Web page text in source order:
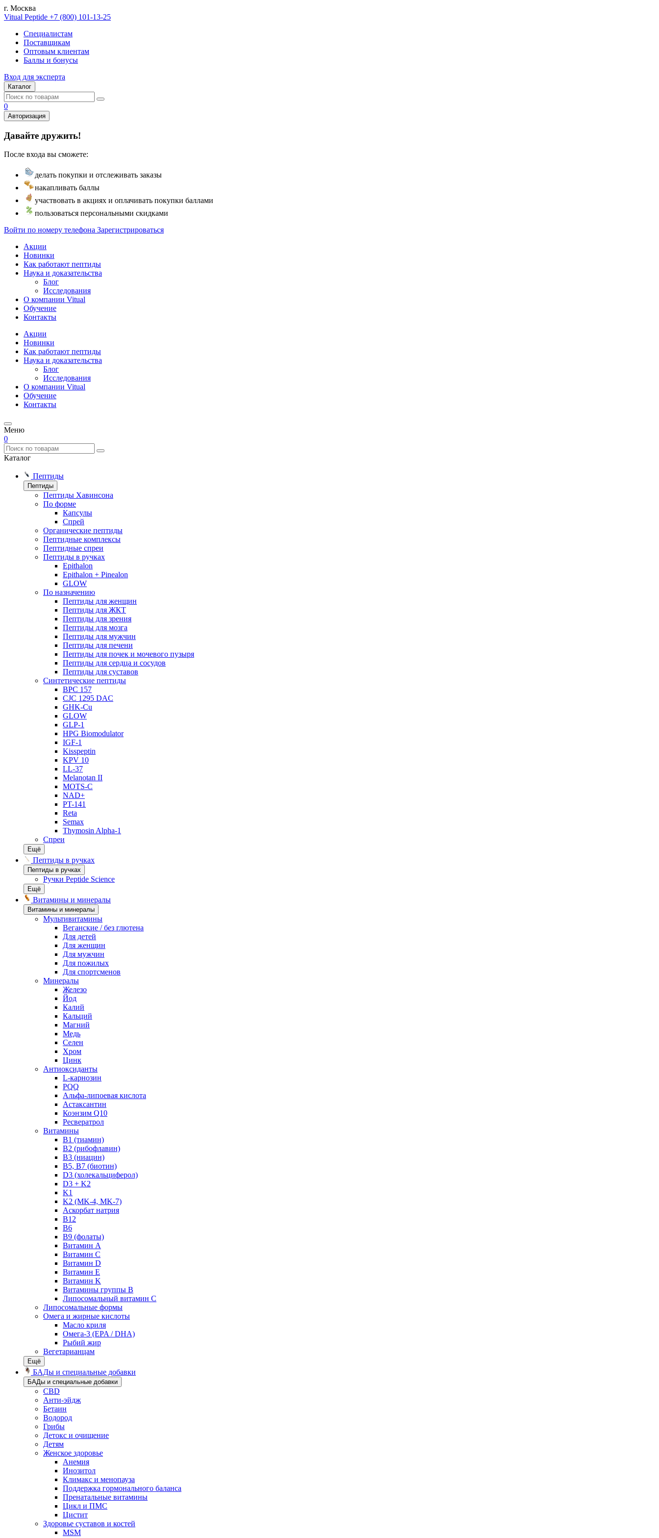
г. Москва
Vitual Peptide +7 (800) 101-13-25
Специалистам
Поставщикам
Оптовым клиентам
Баллы и бонусы
Вход для эксперта
Каталог
0
Авторизация
Давайте дружить!
После входа вы сможете:
делать покупки и отслеживать заказы
накапливать баллы
участвовать в акциях и оплачивать покупки баллами
пользоваться персональными скидками
Войти по номеру телефона Зарегистрироваться
Акции
Новинки
Как работают пептиды
Наука и доказательства
Блог
Исследования
О компании Vitual
Обучение
Контакты
Акции
Новинки
Как работают пептиды
Наука и доказательства
Блог
Исследования
О компании Vitual
Обучение
Контакты
Меню
0
Каталог
Пептиды
Пептиды
Пептиды Хавинсона
По форме
Капсулы
Спрей
Органические пептиды
Пептидные комплексы
Пептидные спреи
Пептиды в ручках
Epithalon
Epithalon + Pinealon
GLOW
По назначению
Пептиды для женщин
Пептиды для ЖКТ
Пептиды для зрения
Пептиды для мозга
Пептиды для мужчин
Пептиды для печени
Пептиды для почек и мочевого пузыря
Пептиды для сердца и сосудов
Пептиды для суставов
Синтетические пептиды
BPC 157
CJC 1295 DAC
GHK-Cu
GLOW
GLP-1
HPG Biomodulator
IGF-1
Kisspeptin
KPV 10
LL-37
Melanotan II
MOTS-C
NAD+
PT-141
Reta
Semax
Thymosin Alpha-1
Спреи
Ещё
Пептиды в ручках
Пептиды в ручках
Ручки Peptide Science
Ещё
Витамины и минералы
Витамины и минералы
Мультивитамины
Веганские / без глютена
Для детей
Для женщин
Для мужчин
Для пожилых
Для спортсменов
Минералы
Железо
Йод
Калий
Кальций
Магний
Медь
Селен
Хром
Цинк
Антиоксиданты
L-карнозин
PQQ
Альфа-липоевая кислота
Астаксантин
Коэнзим Q10
Ресвератрол
Витамины
B1 (тиамин)
B2 (рибофлавин)
B3 (ниацин)
B5, B7 (биотин)
D3 (холекальциферол)
D3 + K2
K1
K2 (MK-4, MK-7)
Аскорбат натрия
В12
В6
В9 (фолаты)
Витамин A
Витамин C
Витамин D
Витамин E
Витамин K
Витамины группы B
Липосомальный витамин C
Липосомальные формы
Омега и жирные кислоты
Масло криля
Омега-3 (EPA / DHA)
Рыбий жир
Вегетарианцам
Ещё
БАДы и специальные добавки
БАДы и специальные добавки
CBD
Анти-эйдж
Бетаин
Водород
Грибы
Детокс и очищение
Детям
Женское здоровье
Анемия
Инозитол
Климакс и менопауза
Поддержка гормонального баланса
Пренатальные витамины
Цикл и ПМС
Цистит
Здоровье суставов и костей
MSM